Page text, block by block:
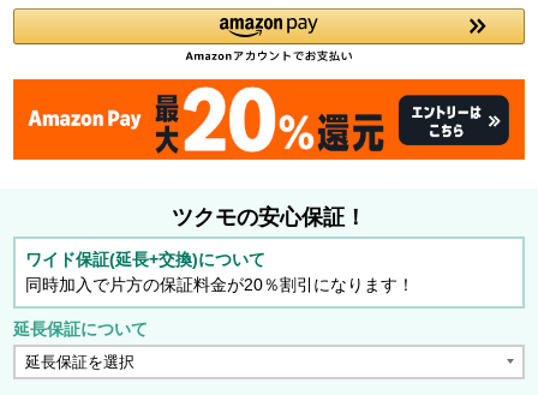
ツクモの安心保証！
ワイド保証(延長+交換)について
同時加入で片方の保証料金が20％割引になります！
延長保証について